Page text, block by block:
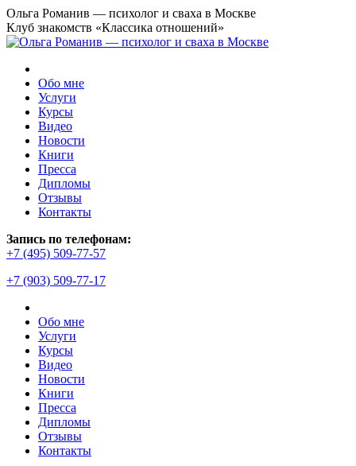
Перейти
к
содержанию
Ольга Романив — психолог и сваха в Москве
Клуб знакомств «Классика отношений»
Обо мне
Услуги
Курсы
Видео
Новости
Книги
Пресса
Дипломы
Отзывы
Контакты
Запись по телефонам:
+7 (495) 509-77-57
+7 (903) 509-77-17
Обо мне
Услуги
Курсы
Видео
Новости
Книги
Пресса
Дипломы
Отзывы
Контакты